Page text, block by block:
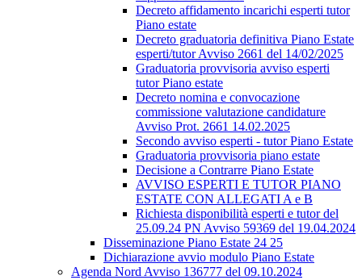
Decreto affidamento incarichi esperti tutor
Piano estate
Decreto graduatoria definitiva Piano Estate
esperti/tutor Avviso 2661 del 14/02/2025
Graduatoria provvisoria avviso esperti
tutor Piano estate
Decreto nomina e convocazione
commissione valutazione candidature
Avviso Prot. 2661 14.02.2025
Secondo avviso esperti - tutor Piano Estate
Graduatoria provvisoria piano estate
Decisione a Contrarre Piano Estate
AVVISO ESPERTI E TUTOR PIANO
ESTATE CON ALLEGATI A e B
Richiesta disponibilità esperti e tutor del
25.09.24 PN Avviso 59369 del 19.04.2024
Disseminazione Piano Estate 24 25
Dichiarazione avvio modulo Piano Estate
Agenda Nord Avviso 136777 del 09.10.2024